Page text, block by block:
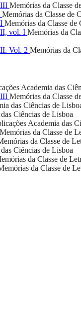
Memórias da Classe
Memórias da Classe de
Memórias da Classe de
vol. I Memórias da
Vol. 2 Memórias da
Academia das
Memórias da Classe
das Ciências de
Ciências de Lisboa
Academia das
Memórias da Classe de
da Classe de
Ciências de Lisboa
da Classe de
da Classe de